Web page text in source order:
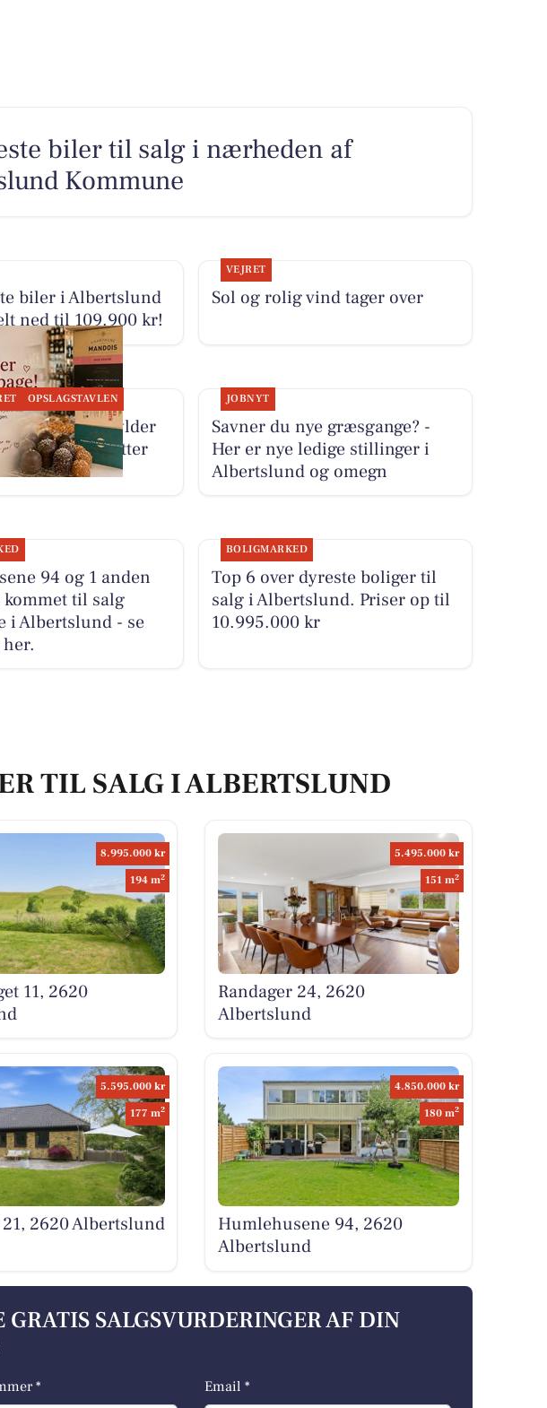
biler til salg i nærheden af
Kommune
biler i Albertslund
ned til 109.900 kr!
VEJRET
Sol og rolig vind tager over
OPSLAGSTAVLEN
VINHUS ApS fylder
med favoritter
JOBNYT
Savner du nye græsgange? -
Her er nye ledige stillinger i
Albertslund og omegn
94 og 1 anden
til salg
i Albertslund - se
BOLIGMARKED
Top 6 over dyreste boliger til
salg i Albertslund. Priser op til
10.995.000 kr
TIL SALG I ALBERTSLUND
8.995.000 kr
194 m2
11, 2620
5.495.000 kr
151 m2
Randager 24, 2620
Albertslund
5.595.000 kr
177 m2
2620 Albertslund
4.850.000 kr
180 m2
Humlehusene 94, 2620
Albertslund
GRATIS SALGSVURDERINGER AF DIN
* Email *